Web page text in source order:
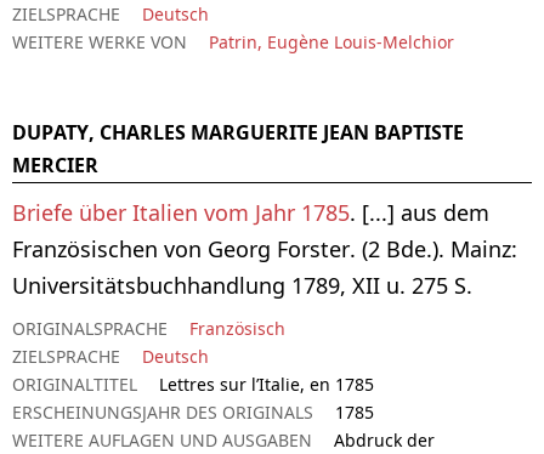
ZIELSPRACHE
Deutsch
WEITERE WERKE VON
Patrin, Eugène Louis-Melchior
DUPATY, CHARLES MARGUERITE JEAN BAPTISTE
MERCIER
Briefe über Italien vom Jahr 1785. [...] aus dem
Französischen von Georg Forster. (2 Bde.). Mainz:
Universitätsbuchhandlung 1789, XII u. 275 S.
ORIGINALSPRACHE
Französisch
ZIELSPRACHE
Deutsch
ORIGINALTITEL
Lettres sur l’Italie, en 1785
ERSCHEINUNGSJAHR DES ORIGINALS
1785
WEITERE AUFLAGEN UND AUSGABEN
Abdruck der